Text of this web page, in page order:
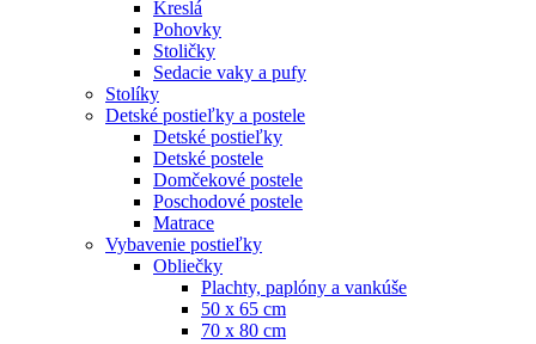
Kreslá
Pohovky
Stoličky
Sedacie vaky a pufy
Stolíky
Detské postieľky a postele
Detské postieľky
Detské postele
Domčekové postele
Poschodové postele
Matrace
Vybavenie postieľky
Obliečky
Plachty, paplóny a vankúše
50 x 65 cm
70 x 80 cm